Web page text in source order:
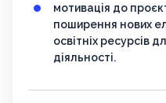
мотивація до
поширення нових
освітніх ресурсів
діяльності.